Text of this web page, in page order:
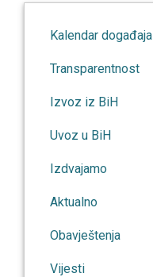
Kalendar događaja
Transparentnost
Izvoz iz BiH
Uvoz u BiH
Izdvajamo
Aktualno
Obavještenja
Vijesti